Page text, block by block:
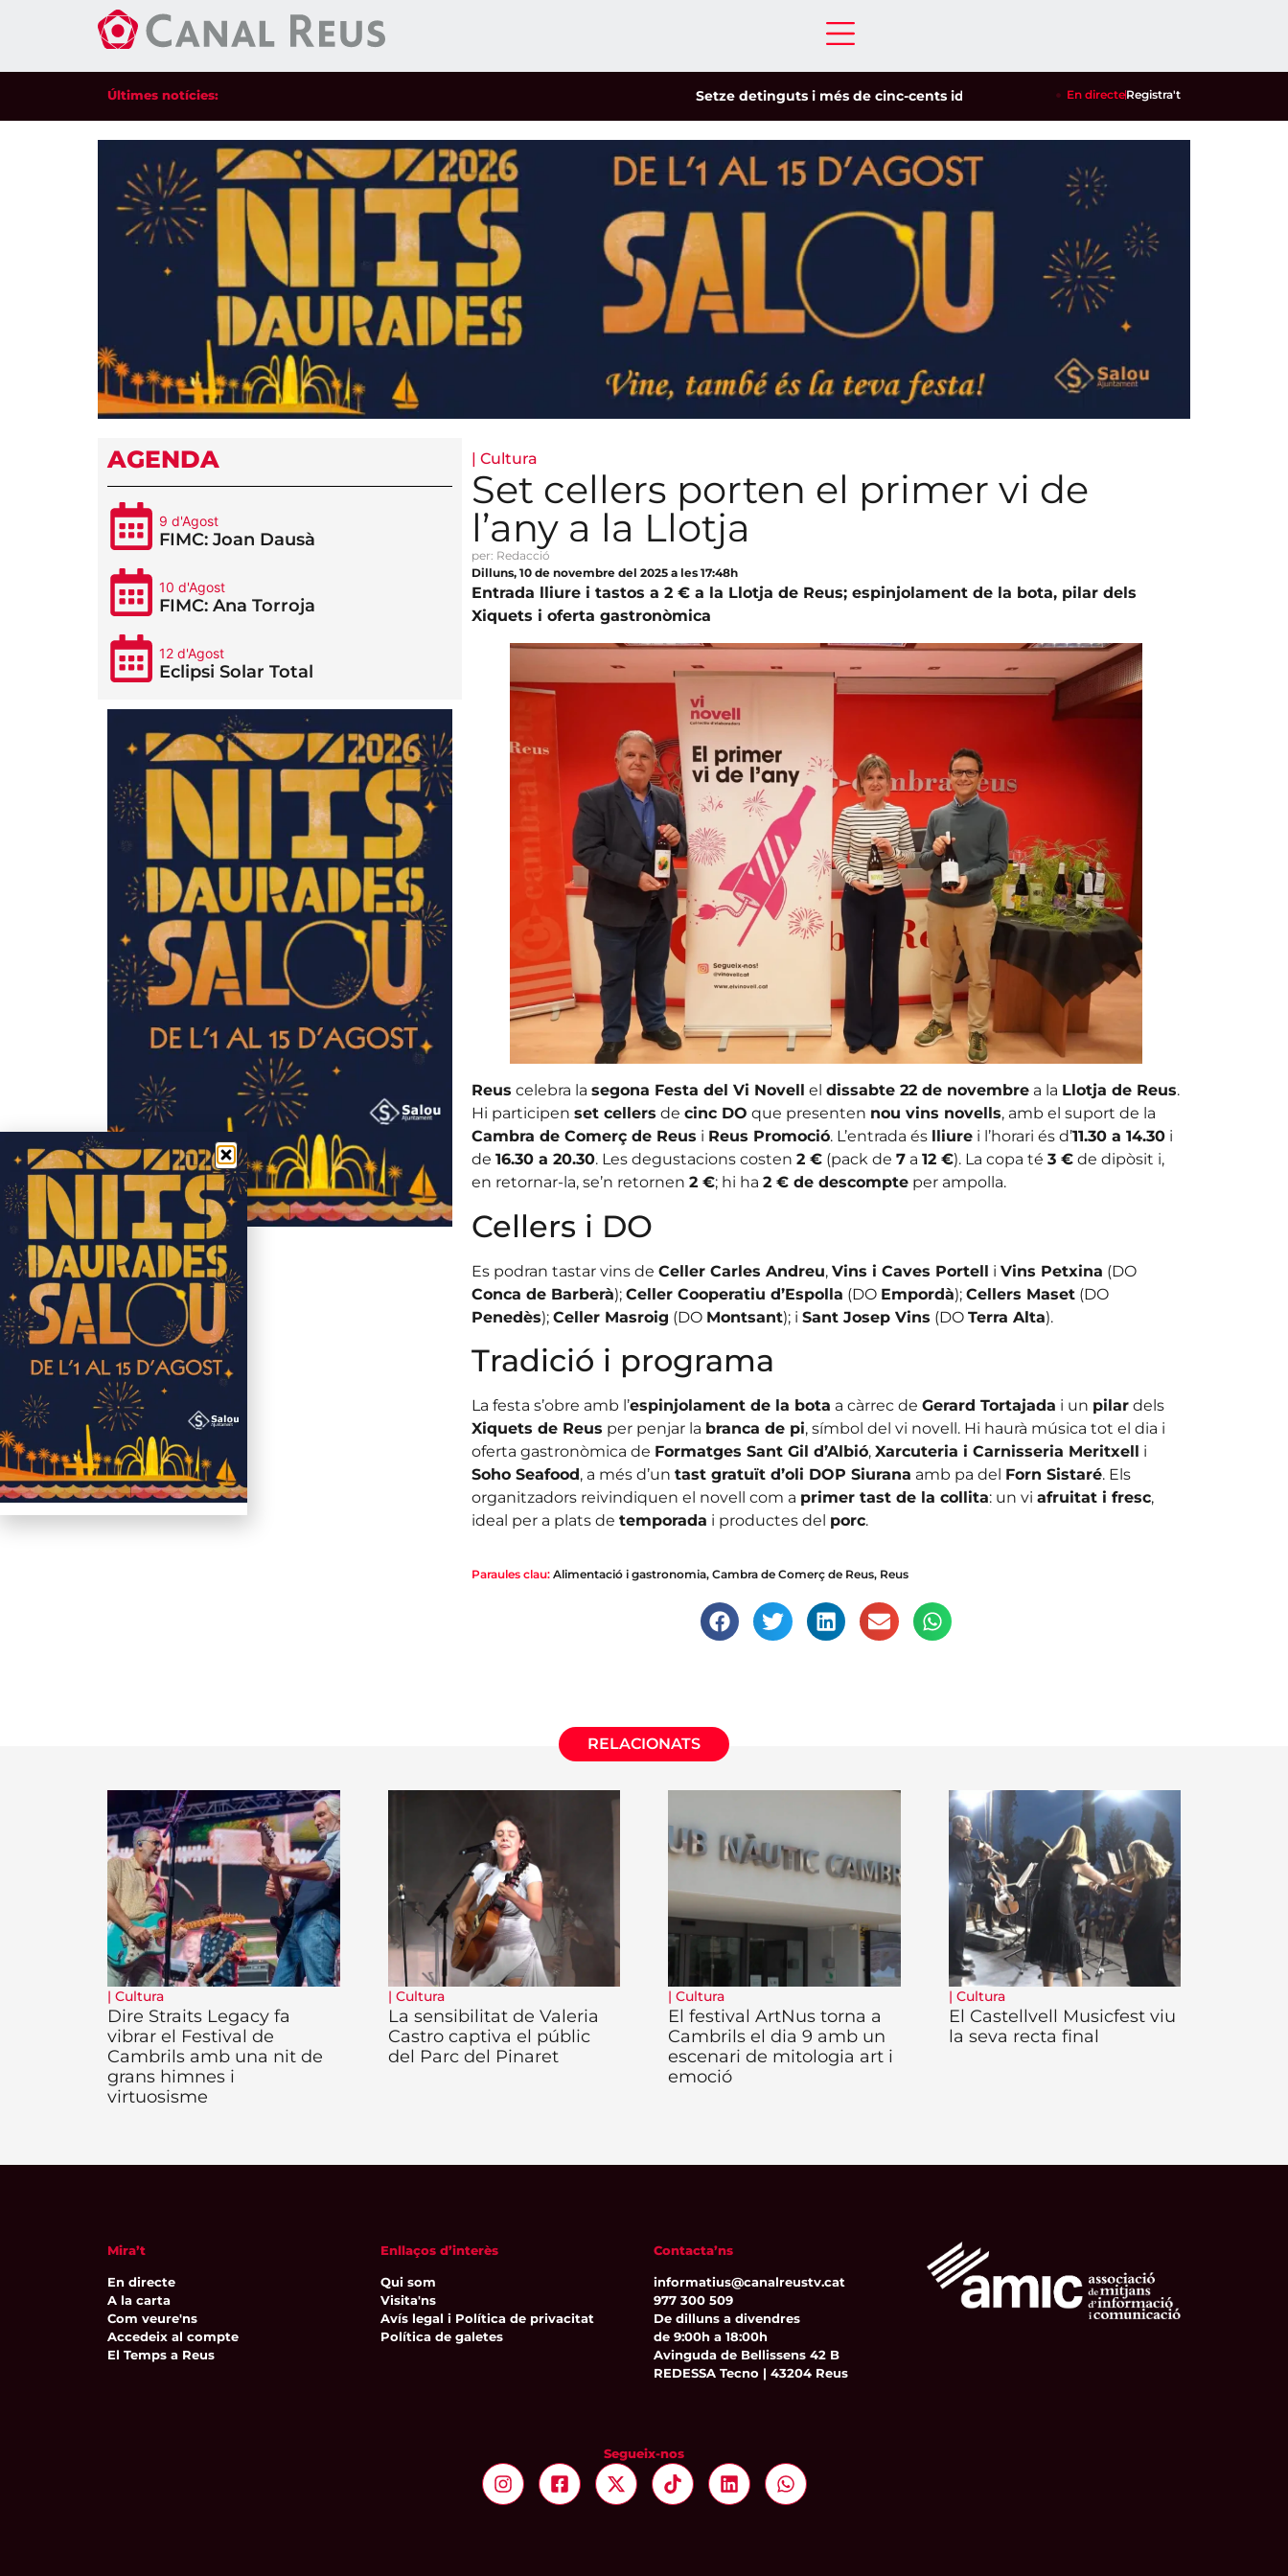
Últimes notícies: Setze detinguts i més de cinc-cents identificats en un dispositiu policial contra la
En directeRegistra't
AGENDA
9 d'Agost
FIMC: Joan Dausà
10 d'Agost
FIMC: Ana Torroja
12 d'Agost
Eclipsi Solar Total
| Cultura
Set cellers porten el primer vi de
l’any a la Llotja
per: Redacció
Dilluns, 10 de novembre del 2025 a les 17:48h
Entrada lliure i tastos a 2 € a la Llotja de Reus; espinjolament de la bota, pilar dels
Xiquets i oferta gastronòmica
Reus celebra la segona Festa del Vi Novell el dissabte 22 de novembrea la Llotja de Reus.
Hi participen set cellers de cinc DO que presenten nou vins novells, amb el suport de la
Cambra de Comerç de Reus i Reus Promoció. L’entrada és lliurei l’horari és d’11.30 a 14.30i
de 16.30 a 20.30. Les degustacions costen 2 €(pack de 7a 12 €). La copa té 3 €de dipòsit i,
en retornar-la, se’n retornen 2 €; hi ha 2 € de descompteper ampolla.
Cellers i DO
Es podran tastar vins de Celler Carles Andreu, Vins i Caves Portell i Vins Petxina (DO
Conca de Barberà); Celler Cooperatiu d’Espolla (DO Empordà); Cellers Maset(DO
Penedès); Celler Masroig (DO Montsant); i Sant Josep Vins (DO Terra Alta).
Tradició i programa
La festa s’obre amb l’espinjolament de la bota a càrrec de Gerard Tortajada i un pilardels
Xiquets de Reus per penjar la branca de pi, símbol del vi novell. Hi haurà música tot el dia i
oferta gastronòmica de Formatges Sant Gil d’Albió, Xarcuteria i Carnisseria Meritxell i
Soho Seafood, a més d’un tast gratuït d’oli DOP Siurana amb pa del Forn Sistaré. Els
organitzadors reivindiquen el novell com a primer tast de la collita: un vi afruitat i fresc,
ideal per a plats de temporada i productes del porc.
Paraules clau: Alimentació i gastronomia, Cambra de Comerç de Reus, Reus
RELACIONATS
| Cultura
Dire Straits Legacy fa
vibrar el Festival de
Cambrils amb una nit de
grans himnes i
virtuosisme
| Cultura
La sensibilitat de Valeria
Castro captiva el públic
del Parc del Pinaret
| Cultura
El festival ArtNus torna a
Cambrils el dia 9 amb un
escenari de mitologia art i
emoció
| Cultura
El Castellvell Musicfest viu
la seva recta final
Mira’t
En directe
A la carta
Com veure'ns
Accedeix al compte
El Temps a Reus
Enllaços d’interès
Qui som
Visita'ns
Avís legal i Política de privacitat
Política de galetes
Contacta’ns
informatius@canalreustv.cat
977 300 509
De dilluns a divendres
de 9:00h a 18:00h
Avinguda de Bellissens 42 B
REDESSA Tecno | 43204 Reus
Segueix-nos